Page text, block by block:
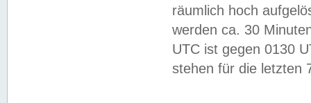
räumlich hoch
werden ca. 30
UTC ist gegen 0130
stehen für die letzten